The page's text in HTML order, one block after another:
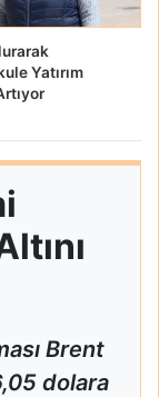
Yatırım
Brent
dolara